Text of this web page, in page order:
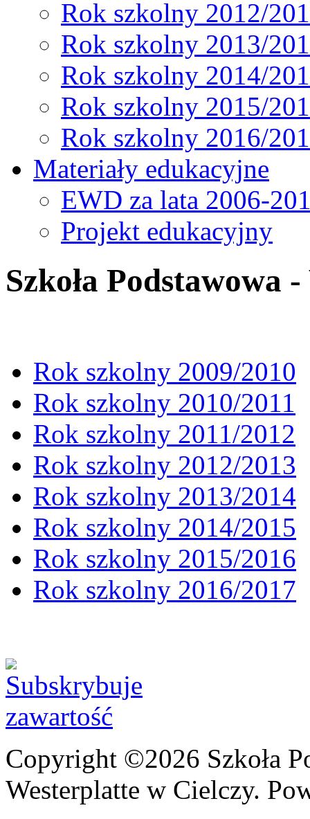
Rok szkolny 2012/
Rok szkolny 2013/
Rok szkolny 2014/
Rok szkolny 2015/
Rok szkolny 2016/
Materiały edukacyjne
EWD za lata 2006-
Projekt edukacyjny
Szkoła Podstawowa
Rok szkolny 2009/2010
Rok szkolny 2010/2011
Rok szkolny 2011/2012
Rok szkolny 2012/2013
Rok szkolny 2013/2014
Rok szkolny 2014/2015
Rok szkolny 2015/2016
Rok szkolny 2016/2017
Copyright ©2026 Szkoła
Westerplatte w Cielczy.